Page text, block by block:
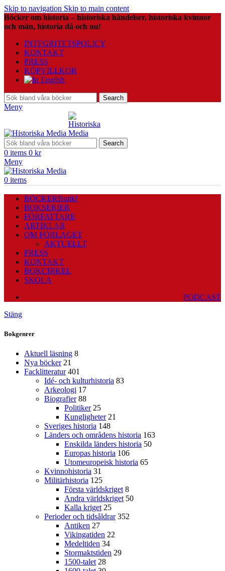
Skip to navigation Skip to main content
Böcker om historia – historiska händelser, historiska kvinnor
och män, historia då och nu!
INTEGRITETSPOLICY
KONTAKT
PRESS
KÖPVILLKOR
Search
Meny
Search
0 items 0 kr
Meny
0 items
BÖCKERButik!
BOKSERIER
FÖRFATTARE
ARTIKLAR
OM FÖRLAGET
AKTUELLT
PRESS
KONTAKT
BOKCIRKEL
SKOLA
PODCAST
Stäng
Bokgenrer
Aktuell läsning 8
Nya böcker 21
Facklitteratur 401
Idé- och kulturhistoria 83
Arkeologi 17
Biografier 88
Politiker 25
Kungligheter 21
Sveriges historia 148
Länders och områdens historia 163
Enskilda länders historia 50
Europas historia 106
Utomeuropeisk historia 65
Kvinnohistoria 31
Militärhistoria 125
Första världskriget 8
Andra världskriget 50
Kalla kriget 25
Perioder och tidsåldrar 352
Antiken 27
Vikingatiden 22
Medeltiden 34
Stormaktstiden 29
1500-talet 28